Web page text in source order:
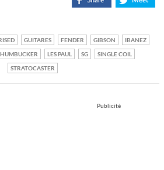
GUITARES FENDER GIBSON
IBANEZ
HUMBUCKER LES PAUL SG
SINGLE COIL
STRATOCASTER
Publicité